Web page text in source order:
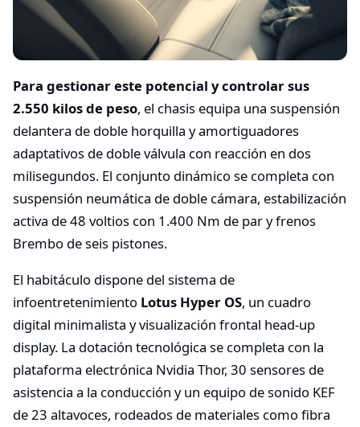
Para gestionar este potencial y controlar sus
2.550 kilos de peso, el chasis equipa una suspensión
delantera de doble horquilla y amortiguadores
adaptativos de doble válvula con reacción en dos
milisegundos. El conjunto dinámico se completa con
suspensión neumática de doble cámara, estabilización
activa de 48 voltios con 1.400 Nm de par y frenos
Brembo de seis pistones.
El habitáculo dispone del sistema de
infoentretenimiento Lotus Hyper OS, un cuadro
digital minimalista y visualización frontal head-up
display. La dotación tecnológica se completa con la
plataforma electrónica Nvidia Thor, 30 sensores de
asistencia a la conducción y un equipo de sonido KEF
de 23 altavoces, rodeados de materiales como fibra